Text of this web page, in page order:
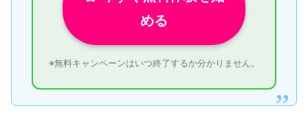
める
※無料キャンペーンはいつ終了するか分かりません。